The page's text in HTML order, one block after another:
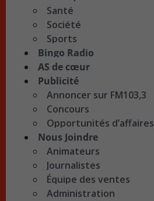
Santé
Société
Sports
Bingo Radio
AS de cœur
Publicité
Annoncer sur FM103,3
Concours
Opportunités d’affaires
Nous Joindre
Animateurs
Journalistes
Équipe des ventes
Administration